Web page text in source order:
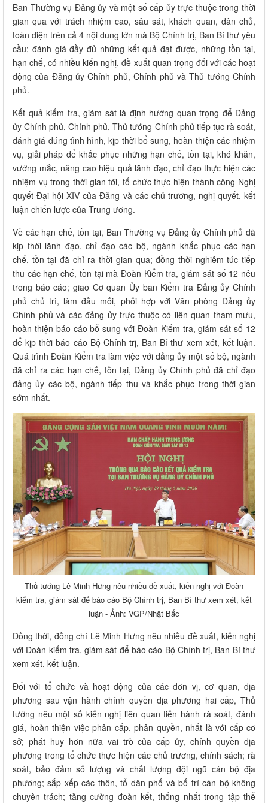
Ban Thường vụ Đảng ủy và một số cấp ủy trực thuộc trong thời
gian qua với trách nhiệm cao, sâu sát, khách quan, dân chủ,
toàn diện trên cả 4 nội dung lớn mà Bộ Chính trị, Ban Bí thư yêu
cầu; đánh giá đầy đủ những kết quả đạt được, những tồn tại,
hạn chế, có nhiều kiến nghị, đề xuất quan trọng đối với các hoạt
động của Đảng ủy Chính phủ, Chính phủ và Thủ tướng Chính
phủ.
Kết quả kiểm tra, giám sát là định hướng quan trọng để Đảng
ủy Chính phủ, Chính phủ, Thủ tướng Chính phủ tiếp tục rà soát,
đánh giá đúng tình hình, kịp thời bổ sung, hoàn thiện các nhiệm
vụ, giải pháp để khắc phục những hạn chế, tồn tại, khó khăn,
vướng mắc, nâng cao hiệu quả lãnh đạo, chỉ đạo thực hiện các
nhiệm vụ trong thời gian tới, tổ chức thực hiện thành công Nghị
quyết Đại hội XIV của Đảng và các chủ trương, nghị quyết, kết
luận chiến lược của Trung ương.
Về các hạn chế, tồn tại, Ban Thường vụ Đảng ủy Chính phủ đã
kịp thời lãnh đạo, chỉ đạo các bộ, ngành khắc phục các hạn
chế, tồn tại đã chỉ ra thời gian qua; đồng thời nghiêm túc tiếp
thu các hạn chế, tồn tại mà Đoàn Kiểm tra, giám sát số 12 nêu
trong báo cáo; giao Cơ quan Ủy ban Kiểm tra Đảng ủy Chính
phủ chủ trì, làm đầu mối, phối hợp với Văn phòng Đảng ủy
Chính phủ và các đảng ủy trực thuộc có liên quan tham mưu,
hoàn thiện báo cáo bổ sung với Đoàn Kiểm tra, giám sát số 12
để kịp thời báo cáo Bộ Chính trị, Ban Bí thư xem xét, kết luận.
Quá trình Đoàn Kiểm tra làm việc với đảng ủy một số bộ, ngành
đã chỉ ra các hạn chế, tồn tại, Đảng ủy Chính phủ đã chỉ đạo
đảng ủy các bộ, ngành tiếp thu và khắc phục trong thời gian
sớm nhất.
Thủ tướng Lê Minh Hưng nêu nhiều đề xuất, kiến nghị với Đoàn
kiểm tra, giám sát để báo cáo Bộ Chính trị, Ban Bí thư xem xét, kết
luận - Ảnh: VGP/Nhật Bắc
Đồng thời, đồng chí Lê Minh Hưng nêu nhiều đề xuất, kiến nghị
với Đoàn kiểm tra, giám sát để báo cáo Bộ Chính trị, Ban Bí thư
xem xét, kết luận.
Đối với tổ chức và hoạt động của các đơn vị, cơ quan, địa
phương sau vận hành chính quyền địa phương hai cấp, Thủ
tướng nêu một số kiến nghị liên quan tiến hành rà soát, đánh
giá, hoàn thiện việc phân cấp, phân quyền, nhất là với cấp cơ
sở; phát huy hơn nữa vai trò của cấp ủy, chính quyền địa
phương trong tổ chức thực hiện các chủ trương, chính sách; rà
soát, bảo đảm số lượng và chất lượng đội ngũ cán bộ địa
phương; sắp xếp các thôn, tổ dân phố và bố trí cán bộ không
chuyên trách; tăng cường đoàn kết, thống nhất trong tập thể